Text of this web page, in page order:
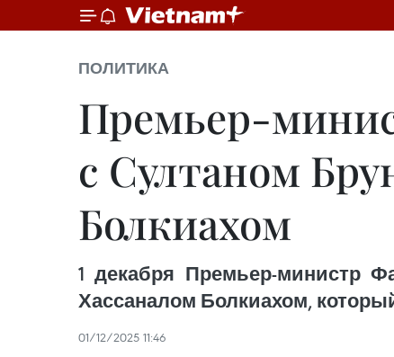
ПОЛИТИКА
Премьер-
с Султаном
Болкиахом
1 декабря Премьер-министр
Хассаналом Болкиахом,
01/12/2025 11:46